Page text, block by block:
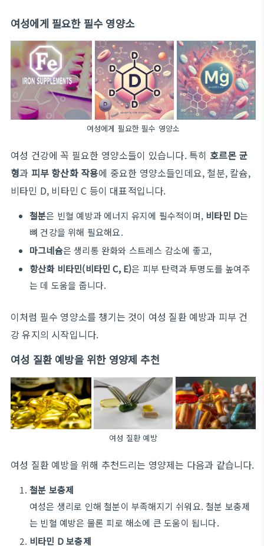
여성에게 필요한 필수 영양소
여성에게 필요한 필수 영양소
여성 건강에 꼭 필요한 영양소들이 있습니다. 특히 호르몬 균
형과 피부 항산화 작용에 중요한 영양소들인데요, 철분, 칼슘,
비타민 D, 비타민 C 등이 대표적입니다.
철분은 빈혈 예방과 에너지 유지에 필수적이며, 비타민 D는
뼈 건강을 위해 필요해요.
마그네슘은 생리통 완화와 스트레스 감소에 좋고,
항산화 비타민(비타민 C, E)은 피부 탄력과 투명도를 높여주
는 데 도움을 줍니다.
이처럼 필수 영양소를 챙기는 것이 여성 질환 예방과 피부 건
강 유지의 시작입니다.
여성 질환 예방을 위한 영양제 추천
여성 질환 예방
여성 질환 예방을 위해 추천드리는 영양제는 다음과 같습니다.
철분 보충제
여성은 생리로 인해 철분이 부족해지기 쉬워요. 철분 보충제
는 빈혈 예방은 물론 피로 해소에 큰 도움이 됩니다.
비타민 D 보충제